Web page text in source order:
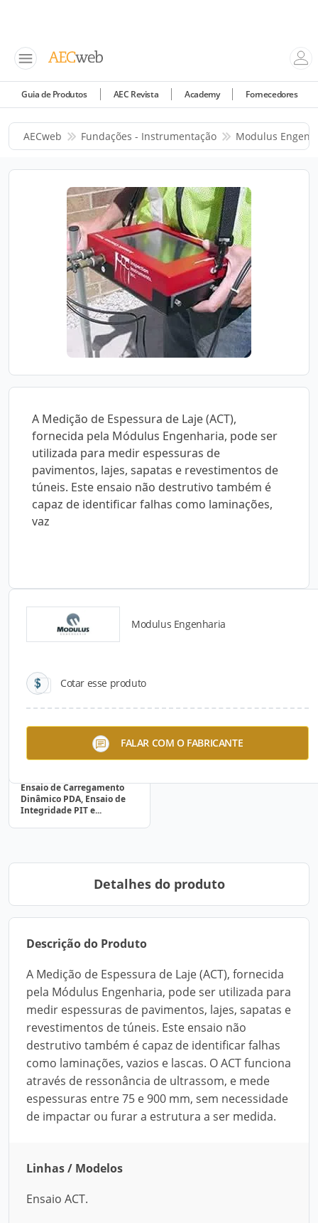
Guia de Produtos AEC Revista Academy Fornecedores
AECweb Fundações - Instrumentação Modulus
A Medição de Espessura de Laje (ACT),
fornecida pela Módulus Engenharia, pode ser
utilizada para medir espessuras de
pavimentos, lajes, sapatas e revestimentos de
túneis. Este ensaio não destrutivo também é
capaz de identificar falhas como laminações,
vaz
Modulus Engenharia
Cotar esse produto
FALAR COM O FABRICANTE
Catálogos para Download
Ensaio de Carregamento
Dinâmico PDA, Ensaio de
Integridade PIT e...
Detalhes do produto
Descrição do Produto
A Medição de Espessura de Laje (ACT), fornecida
pela Módulus Engenharia, pode ser utilizada para
medir espessuras de pavimentos, lajes, sapatas e
revestimentos de túneis. Este ensaio não
destrutivo também é capaz de identificar falhas
como laminações, vazios e lascas. O ACT funciona
através de ressonância de ultrassom, e mede
espessuras entre 75 e 900 mm, sem necessidade
de impactar ou furar a estrutura a ser medida.
Linhas / Modelos
Ensaio ACT.